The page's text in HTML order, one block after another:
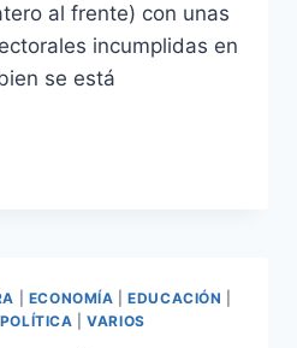
al frente) con unas
incumplidas en
se está
ECONOMÍA |EDUCACIÓN
POLÍTICA |VARIOS